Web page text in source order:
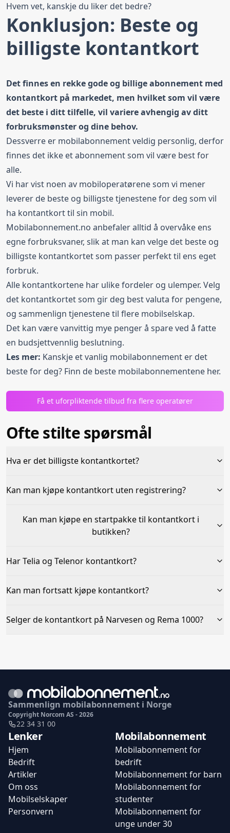
Hvem vet, kanskje du liker det bedre?
Konklusjon: Beste og
billigste kontantkort
Det finnes en rekke gode og billige abonnement med
kontantkort på markedet, men hvilket som vil være
det beste i ditt tilfelle, vil variere avhengig av ditt
forbruksmønster og dine behov.
Dessverre er mobilabonnement veldig personlig, derfor
finnes det ikke et abonnement som vil være best for
alle.
Vi har vist noen av mobiloperatørene som vi mener
leverer de beste og billigste tjenestene for deg som vil
ha kontantkort til sin mobil.
Mobilabonnement.no anbefaler alltid å overvåke ens
egne forbruksvaner, slik at man kan velge det beste og
billigste kontantkortet som passer perfekt til ens eget
forbruk.
Alle kontantkortene har ulike fordeler og ulemper. Velg
det kontantkortet som gir deg best valuta for pengene,
og sammenlign tjenestene til flere mobilselskap.
Det kan være vanvittig mye penger å spare ved å fatte
en budsjettvennlig beslutning.
Les mer: Kanskje et vanlig mobilabonnement er det
beste for deg? Finn de beste mobilabonnementene her.
Få et uforpliktende tilbud fra flere operatører
Ofte stilte spørsmål
Hva er det billigste kontantkortet?
Kan man kjøpe kontantkort uten registrering?
Kan man kjøpe en startpakke til kontantkort i
butikken?
Har Telia og Telenor kontantkort?
Kan man fortsatt kjøpe kontantkort?
Selger de kontantkort på Narvesen og Rema 1000?
Sammenlign mobilabonnement i Norge
Copyright Norcom AS - 2026
22 34 31 00
Lenker
Hjem
Bedrift
Artikler
Om oss
Mobilselskaper
Personvern
Mobilabonnement
Mobilabonnement for
bedrift
Mobilabonnement for barn
Mobilabonnement for
studenter
Mobilabonnement for
unge under 30